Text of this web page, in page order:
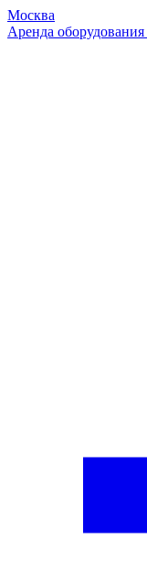
Москва
Аренда оборудования